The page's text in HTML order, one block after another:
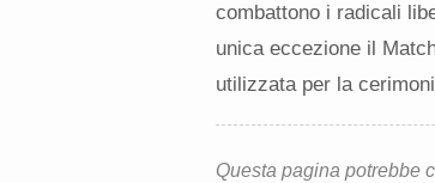
combattono i radicali
unica eccezione il
utilizzata per la
Questa pagina potrebbe